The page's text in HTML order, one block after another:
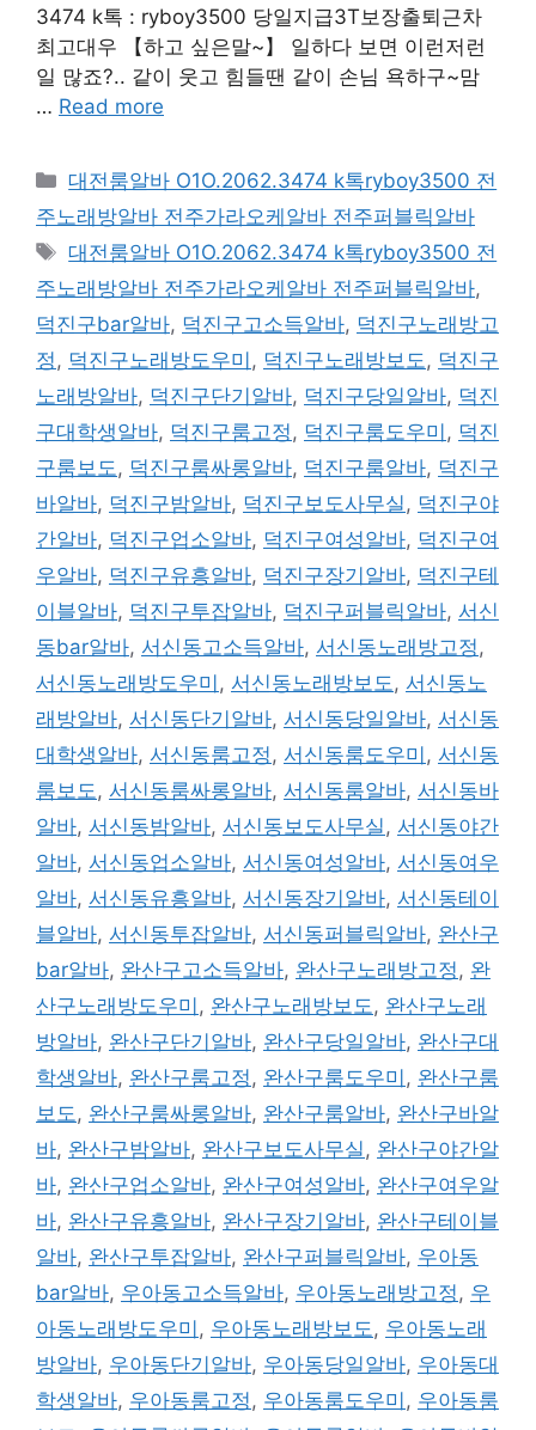
3474 k톡 : ryboy3500 당일지급3T보장출퇴근차
최고대우 【하고 싶은말~】 일하다 보면 이런저런
일 많죠?.. 같이 웃고 힘들땐 같이 손님 욕하구~맘
… Read more
카
테
리
대전룸알바 O1O.2062.3474 k톡ryboy3500 전
주노래방알바 전주가라오케알바 전주퍼블릭알바
태
그
대전룸알바 O1O.2062.3474 k톡ryboy3500 전
주노래방알바 전주가라오케알바 전주퍼블릭알바,
덕진구bar알바, 덕진구고소득알바, 덕진구노래방고
정, 덕진구노래방도우미 , 덕진구노래방보도, 덕진구
노래방알바, 덕진구단기알바, 덕진구당일알바, 덕진
구대학생알바, 덕진구룸고정, 덕진구룸도우미 , 덕진
구룸보도, 덕진구룸싸롱알바, 덕진구룸알바, 덕진구
바알바, 덕진구밤알바, 덕진구보도사무실, 덕진구야
간알바, 덕진구업소알바, 덕진구여성알바, 덕진구여
우알바, 덕진구유흥알바, 덕진구장기알바, 덕진구테
이블알바, 덕진구투잡알바, 덕진구퍼블릭알바, 서신
동bar알바, 서신동고소득알바, 서신동노래방고정,
서신동노래방도우미 , 서신동노래방보도, 서신동노
래방알바, 서신동단기알바, 서신동당일알바, 서신동
대학생알바, 서신동룸고정, 서신동룸도우미 , 서신동
룸보도, 서신동룸싸롱알바, 서신동룸알바, 서신동바
알바, 서신동밤알바, 서신동보도사무실, 서신동야간
알바, 서신동업소알바, 서신동여성알바, 서신동여우
알바, 서신동유흥알바, 서신동장기알바, 서신동테이
블알바, 서신동투잡알바, 서신동퍼블릭알바, 완산구
bar알바, 완산구고소득알바, 완산구노래방고정, 완
산구노래방도우미 , 완산구노래방보도, 완산구노래
방알바, 완산구단기알바, 완산구당일알바, 완산구대
학생알바, 완산구룸고정, 완산구룸도우미 , 완산구룸
보도, 완산구룸싸롱알바, 완산구룸알바, 완산구바알
바, 완산구밤알바, 완산구보도사무실, 완산구야간알
바, 완산구업소알바, 완산구여성알바, 완산구여우알
바, 완산구유흥알바, 완산구장기알바, 완산구테이블
알바, 완산구투잡알바, 완산구퍼블릭알바, 우아동
bar알바, 우아동고소득알바, 우아동노래방고정, 우
아동노래방도우미 , 우아동노래방보도, 우아동노래
방알바, 우아동단기알바, 우아동당일알바, 우아동대
학생알바, 우아동룸고정, 우아동룸도우미 , 우아동룸